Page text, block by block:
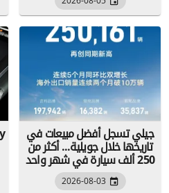
جيلي تسجل أفضل مبيعات في
تاريخها خلال جويلية... أكثر من
250 ألف سيارة في شهر واحد
2026-08-03